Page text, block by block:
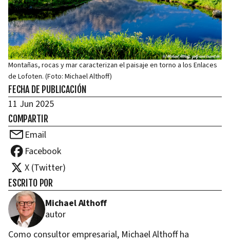
Montañas, rocas y mar caracterizan el paisaje en torno a los Enlaces
de Lofoten. (Foto: Michael Althoff)
FECHA DE PUBLICACIÓN
11 Jun 2025
COMPARTIR
Email
Facebook
X (Twitter)
ESCRITO POR
Michael Althoff
autor
Como consultor empresarial, Michael Althoff ha